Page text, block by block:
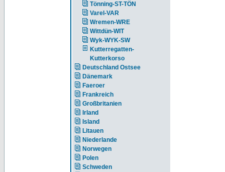
Tönning-ST-TÖN
Varel-VAR
Wremen-WRE
Wittdün-WIT
Wyk-WYK-SW
Kutterregatten-
Kutterkorso
Deutschland Ostsee
Dänemark
Faeroer
Frankreich
Großbritanien
Irland
Island
Litauen
Niederlande
Norwegen
Polen
Schweden